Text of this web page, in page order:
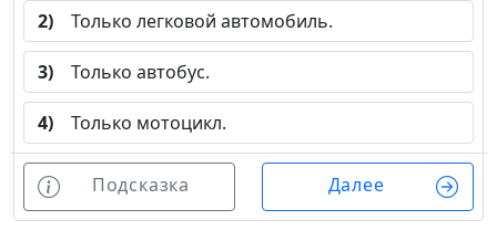
2) Только легковой автомобиль.
3) Только автобус.
4) Только мотоцикл.
Подсказка Далее